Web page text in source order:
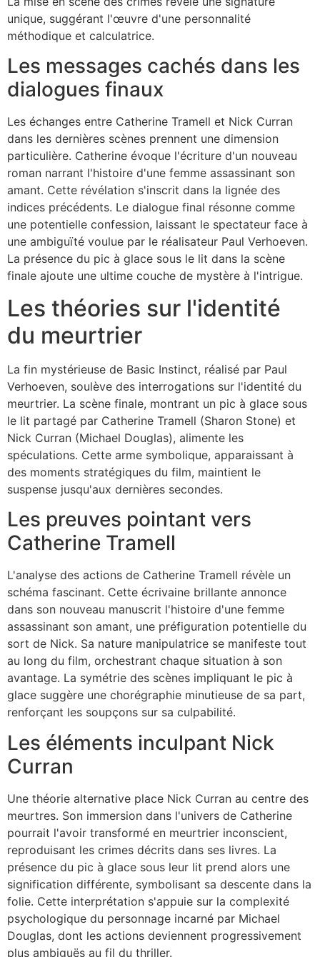
unique, suggérant l'œuvre d'une personnalité
méthodique et calculatrice.
Les messages cachés dans les
dialogues finaux
Les échanges entre Catherine Tramell et Nick Curran
dans les dernières scènes prennent une dimension
particulière. Catherine évoque l'écriture d'un nouveau
roman narrant l'histoire d'une femme assassinant son
amant. Cette révélation s'inscrit dans la lignée des
indices précédents. Le dialogue final résonne comme
une potentielle confession, laissant le spectateur face à
une ambiguïté voulue par le réalisateur Paul Verhoeven.
La présence du pic à glace sous le lit dans la scène
finale ajoute une ultime couche de mystère à l'intrigue.
Les théories sur l'identité
du meurtrier
La fin mystérieuse de Basic Instinct, réalisé par Paul
Verhoeven, soulève des interrogations sur l'identité du
meurtrier. La scène finale, montrant un pic à glace sous
le lit partagé par Catherine Tramell (Sharon Stone) et
Nick Curran (Michael Douglas), alimente les
spéculations. Cette arme symbolique, apparaissant à
des moments stratégiques du film, maintient le
suspense jusqu'aux dernières secondes.
Les preuves pointant vers
Catherine Tramell
L'analyse des actions de Catherine Tramell révèle un
schéma fascinant. Cette écrivaine brillante annonce
dans son nouveau manuscrit l'histoire d'une femme
assassinant son amant, une préfiguration potentielle du
sort de Nick. Sa nature manipulatrice se manifeste tout
au long du film, orchestrant chaque situation à son
avantage. La symétrie des scènes impliquant le pic à
glace suggère une chorégraphie minutieuse de sa part,
renforçant les soupçons sur sa culpabilité.
Les éléments inculpant Nick
Curran
Une théorie alternative place Nick Curran au centre des
meurtres. Son immersion dans l'univers de Catherine
pourrait l'avoir transformé en meurtrier inconscient,
reproduisant les crimes décrits dans ses livres. La
présence du pic à glace sous leur lit prend alors une
signification différente, symbolisant sa descente dans la
folie. Cette interprétation s'appuie sur la complexité
psychologique du personnage incarné par Michael
Douglas, dont les actions deviennent progressivement
plus ambiguës au fil du thriller.